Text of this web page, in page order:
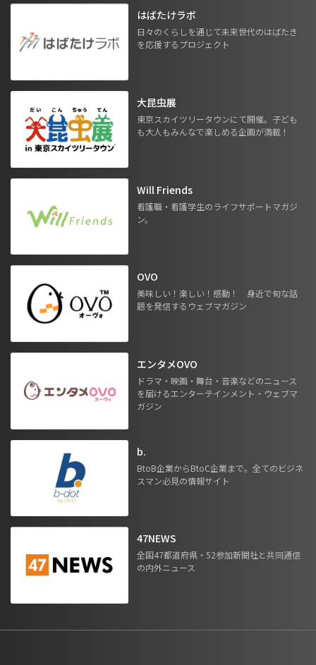
はばたけラボ
日々のくらしを通じて未来世代のはばたき
を応援するプロジェクト
大昆虫展
東京スカイツリータウンにて開催。子ども
も大人もみんなで楽しめる企画が満載！
Will Friends
看護職・看護学生のライフサポートマガジ
ン。
OVO
美味しい！楽しい！感動！ 身近で旬な話
題を発信するウェブマガジン
エンタメOVO
ドラマ・映画・舞台・音楽などのニュース
を届けるエンターテインメント・ウェブマ
ガジン
b.
BtoB企業からBtoC企業まで。全てのビジネ
スマン必見の情報サイト
47NEWS
全国47都道府県・52参加新聞社と共同通信
の内外ニュース